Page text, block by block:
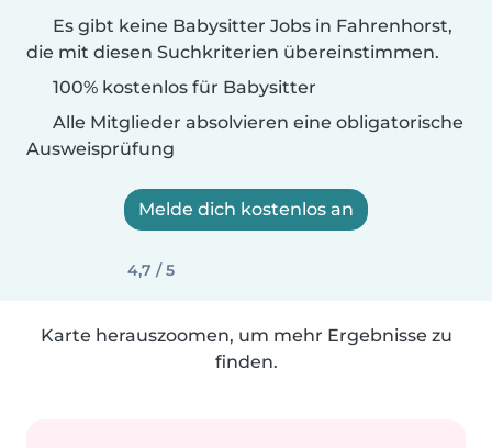
Es gibt keine Babysitter Jobs in Fahrenhorst,
die mit diesen Suchkriterien übereinstimmen.
100% kostenlos für Babysitter
Alle Mitglieder absolvieren eine obligatorische
Ausweisprüfung
Melde dich kostenlos an
4,7 / 5
Karte herauszoomen, um mehr Ergebnisse zu
finden.